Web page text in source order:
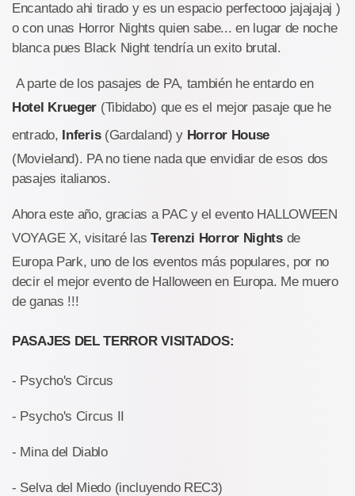
Encantado ahi tirado y es un espacio perfectooo jajajajaj )
o con unas Horror Nights quien sabe... en lugar de noche
blanca pues Black Night tendría un exito brutal.
A parte de los pasajes de PA, también he entardo en
Hotel Krueger (Tibidabo) que es el mejor pasaje que he
entrado, Inferis(Gardaland) y Horror House
(Movieland). PA no tiene nada que envidiar de esos dos
pasajes italianos.
Ahora este año, gracias a PAC y el evento HALLOWEEN
VOYAGE X, visitaré lasTerenzi Horror Nightsde
Europa Park, uno de los eventos más populares, por no
decir el mejor evento de Halloween en Europa. Me muero
de ganas !!!
PASAJES DEL TERROR VISITADOS:
- Psycho's Circus
- Psycho's Circus II
- Mina del Diablo
- Selva del Miedo (incluyendo REC3)